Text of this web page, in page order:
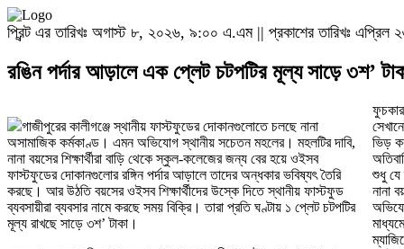
প্রিন্ট এর তারিখঃ অগাস্ট ৮, ২০২৬, ৯:০০ এ.এম || প্রকাশের তারিখঃ
রঙিন পর্দার আড়ালে এক প্লেট চটপটির মূল্য সাড়ে ৩শ’
গাজীপুরের কালীগঞ্জে স্থানীয় ফাস্টফুডের দোকানগুলোতে চলছে নানা
অসামাজিক কর্মকাণ্ড। এমন অভিযোগ স্থানীয় সচেতন মহলের। মহলটির দাবি,
নানা বয়সের শিক্ষার্থীরা বাড়ি থেকে স্কুল-কলেজের জন্য বের হয়ে ওইসব
ফাস্টফুডের দোকানগুলোর রঙ্গিন পর্দার আড়ালে তাদের অন্ধকার ভবিষ্যৎ তৈরি
করছে। আর উঠতি বয়সের ওইসব শিক্ষার্থীদের উস্কে দিতে স্থানীয় ফাস্টফুড
ব্যবসায়ীরা ব্যবসার নামে করছে সময় বিক্রি। তারা প্রতি ঘণ্টায় ১ প্লেট চটপটির
মূল্য রাখছে সাড়ে ৩শ’ টাকা।
ভিড়
শুধু যে
নানা